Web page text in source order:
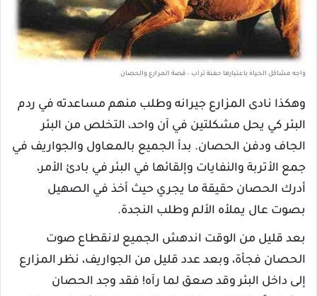
واجه مشاكل الحياة باعتبارها حفنة تراب – قصة المزارع والحصان
وهكذا نادى المزارع جيرانه وطلب منهم مساعدته في ردم
البئر كي يحل مشكلتين في آن واحد، التخلص من البئر
الجاف ودفن الحصان. بدأ الجميع بالمعاول والجواريف في
جمع الأتربة والنفايات وإلقائها في البئر في بادئ الأمر،
أدرك الحصان حقيقة ما يجري حيث أخذ في الصهيل
بصوت عال يملأه الألم وطلب النجدة.
بعد قليل من الوقت اندهش الجميع لانقطاع صوت
الحصان فجأة، وبعد عدد قليل من الجواريف، نظر المزارع
إلى داخل البئر وقد صعق لما رآه! فقد وجد الحصان